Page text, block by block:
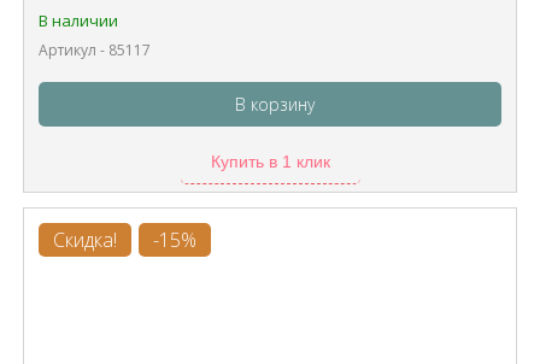
В наличии
Артикул - 85117
В корзину
Купить в 1 клик
Скидка! -15%